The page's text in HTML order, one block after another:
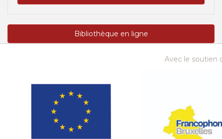
Bibliothèque en ligne
Avec le soutien